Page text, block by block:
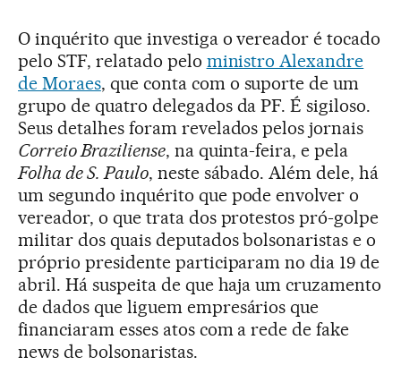
O inquérito que investiga o vereador é tocado
pelo STF, relatado pelo ministro Alexandre
de Moraes, que conta com o suporte de um
grupo de quatro delegados da PF. É sigiloso.
Seus detalhes foram revelados pelos jornais
Correio Braziliense, na quinta-feira, e pela
Folha de S. Paulo, neste sábado. Além dele, há
um segundo inquérito que pode envolver o
vereador, o que trata dos protestos pró-golpe
militar dos quais deputados bolsonaristas e o
próprio presidente participaram no dia 19 de
abril. Há suspeita de que haja um cruzamento
de dados que liguem empresários que
financiaram esses atos com a rede de fake
news de bolsonaristas.